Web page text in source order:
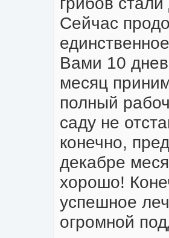
Сейчас
Вами 10
месяц
полный
саду не
конечно,
декабре
хорошо!
успешное
огромной